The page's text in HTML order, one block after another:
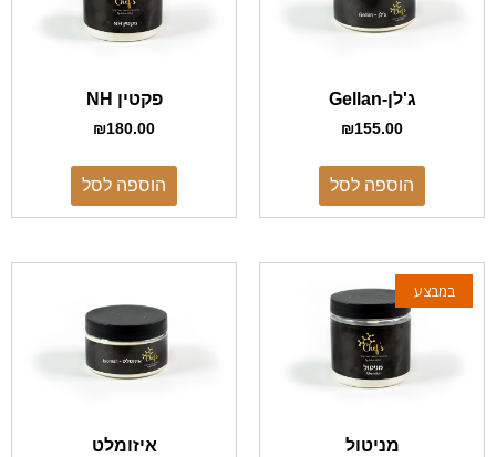
ג'לן-Gellan
₪155.00
הוספה לסל
פקטין NH
₪180.00
הוספה לסל
במבצע
מניטול איזומלט